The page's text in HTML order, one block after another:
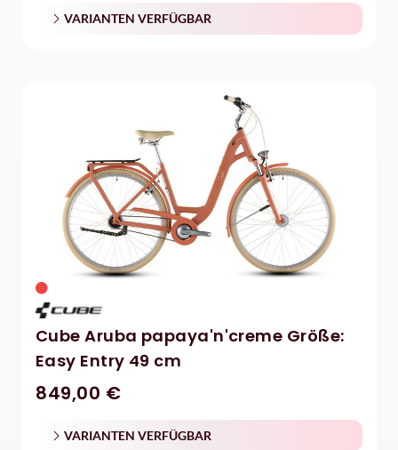
VARIANTEN VERFÜGBAR
Cube Aruba papaya'n'creme Größe:
Easy Entry 49 cm
849,00 €
VARIANTEN VERFÜGBAR